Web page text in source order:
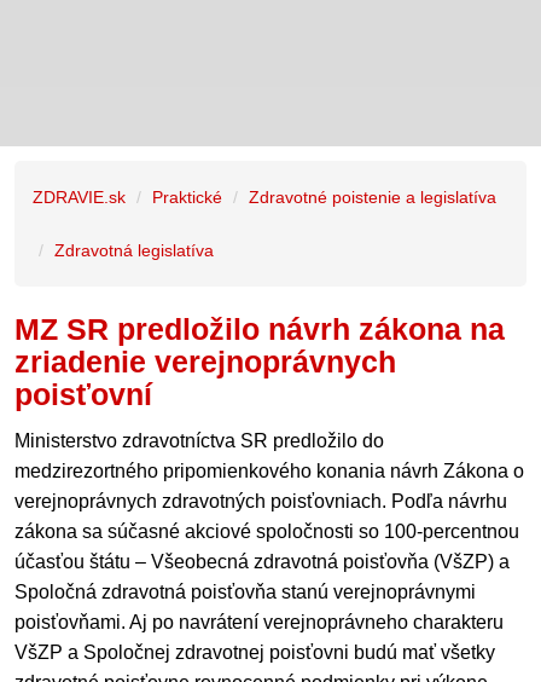
ZDRAVIE.sk Praktické Zdravotné poistenie a legislatíva
Zdravotná legislatíva
MZ SR predložilo návrh zákona na
zriadenie verejnoprávnych
poisťovní
Ministerstvo zdravotníctva SR predložilo do
medzirezortného pripomienkového konania návrh Zákona o
verejnoprávnych zdravotných poisťovniach. Podľa návrhu
zákona sa súčasné akciové spoločnosti so 100-percentnou
účasťou štátu – Všeobecná zdravotná poisťovňa (VšZP) a
Spoločná zdravotná poisťovňa stanú verejnoprávnymi
poisťovňami. Aj po navrátení verejnoprávneho charakteru
VšZP a Spoločnej zdravotnej poisťovni budú mať všetky